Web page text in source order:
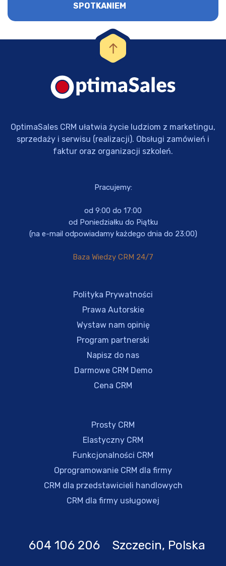
SPOTKANIEM
OptimaSales CRM ułatwia życie ludziom z marketingu,
sprzedaży i serwisu (realizacji). Obsługi zamówień i
faktur oraz organizacji szkoleń.
Pracujemy:
od 9:00 do 17:00
od Poniedziałku do Piątku
(na e-mail odpowiadamy każdego dnia do 23:00)
Baza Wiedzy CRM 24/7
Polityka Prywatności
Prawa Autorskie
Wystaw nam opinię
Program partnerski
Napisz do nas
Darmowe CRM Demo
Cena CRM
Prosty CRM
Elastyczny CRM
Funkcjonalności CRM
Oprogramowanie CRM dla firmy
CRM dla przedstawicieli handlowych
CRM dla firmy usługowej
604 106 206 Szczecin, Polska